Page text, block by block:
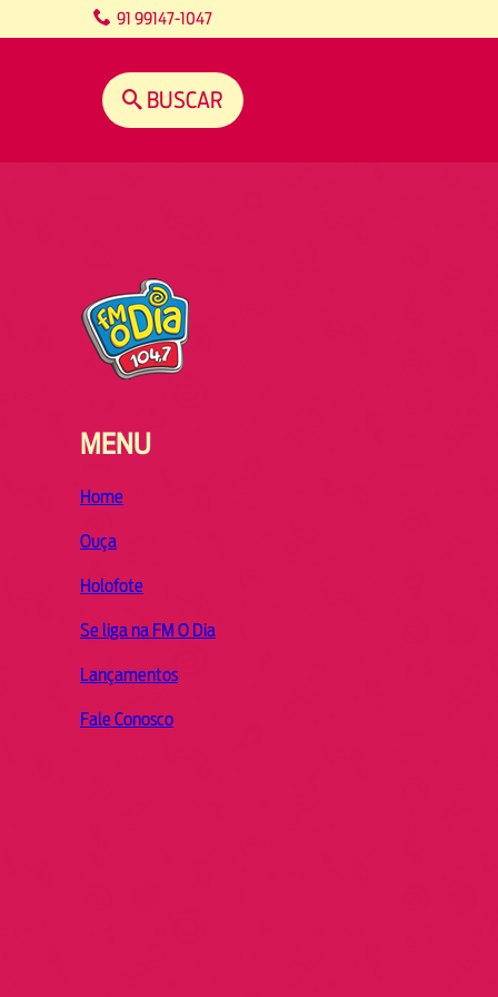
91 99147-1047
BUSCAR
MENU
Home
Ouça
Holofote
Se liga na FM O Dia
Lançamentos
Fale Conosco